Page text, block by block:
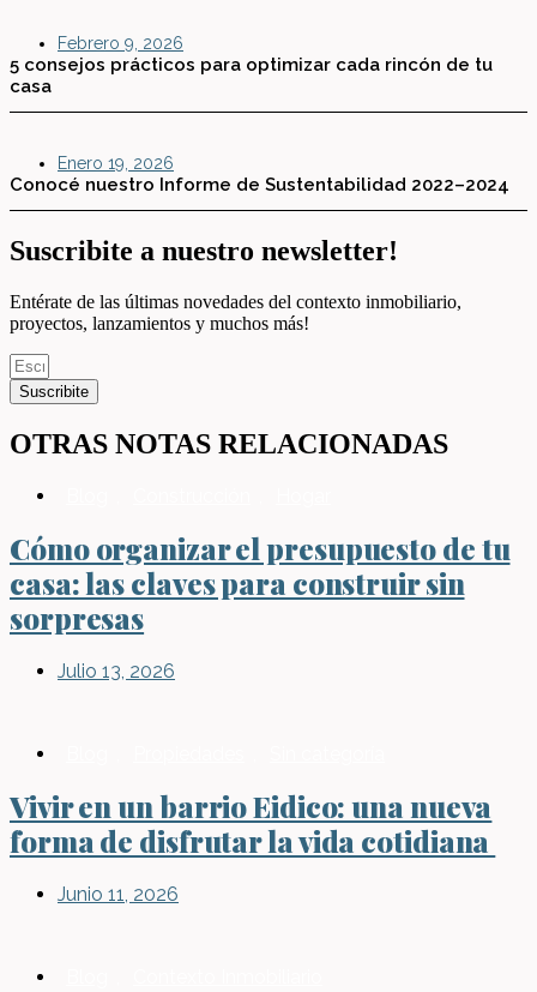
Febrero 9, 2026
5 consejos prácticos para optimizar cada rincón de tu
casa
Enero 19, 2026
Conocé nuestro Informe de Sustentabilidad 2022–2024
Suscribite a nuestro newsletter!
Entérate de las últimas novedades del contexto inmobiliario,
proyectos, lanzamientos y muchos más!
Suscribite
OTRAS NOTAS RELACIONADAS
Cómo organizar el presupuesto de tu
casa: las claves para construir sin
sorpresas
Julio 13, 2026
Vivir en un barrio Eidico: una nueva
forma de disfrutar la vida cotidiana
Junio 11, 2026